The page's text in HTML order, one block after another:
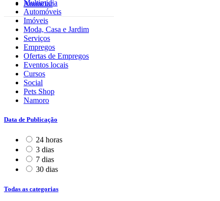
Anunciar
Multimidia
Automóveis
Imóveis
Moda, Casa e Jardim
Serviços
Empregos
Ofertas de Empregos
Eventos locais
Cursos
Social
Pets Shop
Namoro
Data de Publicação
24 horas
3 dias
7 dias
30 dias
Todas as categorias